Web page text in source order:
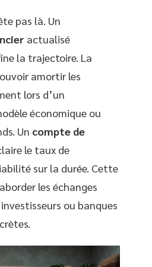
pas là. Un
actualisé
la trajectoire. La
amortir les
lors d’un
économique ou
Un compte de
le taux de
sur la durée. Cette
les échanges
ou banques